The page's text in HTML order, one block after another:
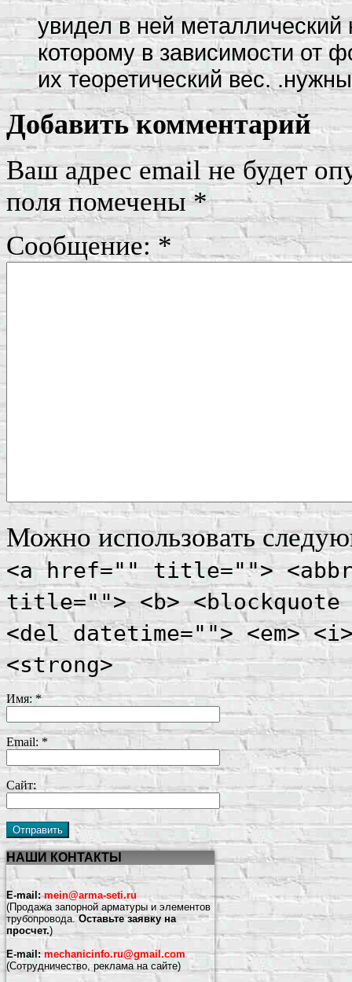
увидел в ней металлический
которому в зависимости от
их теоретический вес.
Добавить комментарий
Ваш адрес email не будет
поля помечены*
Сообщение:*
Можно использовать
<a href="" title="">
title=""> <b> <blockquote
<del datetime=""> <em>
<strong>
Имя:*
Email: *
Сайт:
НАШИ КОНТАКТЫ
E-mail: mein@arma-seti.ru
(Продажа запорной арматуры и элементов
трубопровода.Оставьте заявку на
просчет.)
E-mail: mechanicinfo.ru@gmail.com
(Сотрудничество, реклама на сайте)